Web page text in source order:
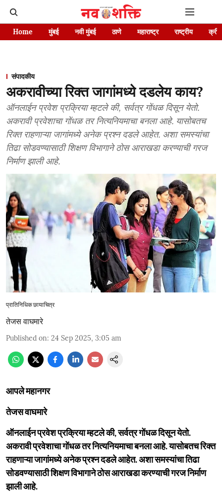
Home मुंबई नवी मुंबई ठाणे महाराष्ट्र राष्ट्रीय
संपादकीय
अकरावीच्या रिक्त जागांमध्ये दडलेय काय?
ऑनलाईन प्रवेश प्रक्रिया म्हटले की, सर्वत्र गोंधळ दिसून येतो.
अकरावी प्रवेशाचा गोंधळ तर नित्यनियमाचा बनला आहे. यासोबतच
रिक्त राहणाऱ्या जागांमध्ये अनेक प्रश्न दडले आहेत. अशा समस्यांचा
तिढा सोडवण्यासाठी शिक्षण विभागाने ठोस आराखडा करण्याची गरज
निर्माण झाली आहे.
प्रातिनिधिक छायाचित्र
तेजस वाघमारे
Published on: 24 Sep 2025, 3:05 am
आपले महानगर
तेजस वाघमारे
ऑनलाईन प्रवेश प्रक्रिया म्हटले की, सर्वत्र गोंधळ दिसून येतो.
अकरावी प्रवेशाचा गोंधळ तर नित्यनियमाचा बनला आहे. यासोबतच रिक्त
राहणाऱ्या जागांमध्ये अनेक प्रश्न दडले आहेत. अशा समस्यांचा तिढा
सोडवण्यासाठी शिक्षण विभागाने ठोस आराखडा करण्याची गरज निर्माण
झाली आहे.